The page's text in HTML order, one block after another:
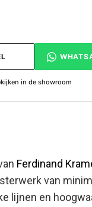
in de showroom
Ferdinand
van
lijnen en